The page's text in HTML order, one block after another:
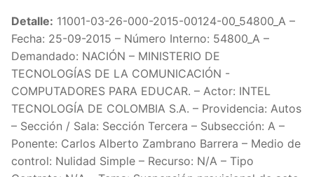
Detalle: 11001-03-26-000-2015-00124-00_54800_A –
Fecha: 25-09-2015 – Número Interno: 54800_A –
Demandado: NACIÓN – MINISTERIO DE
TECNOLOGÍAS DE LA COMUNICACIÓN -
COMPUTADORES PARA EDUCAR. – Actor: INTEL
TECNOLOGÍA DE COLOMBIA S.A. – Providencia: Autos
– Sección / Sala: Sección Tercera – Subsección: A –
Ponente: Carlos Alberto Zambrano Barrera – Medio de
control: Nulidad Simple – Recurso: N/A – Tipo